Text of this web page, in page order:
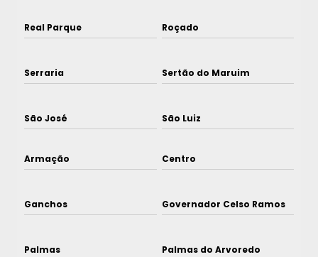
Real Parque Roçado
Serraria Sertão do Maruim
São José São Luiz
Armação Centro
Ganchos Governador Celso Ramos
Palmas Palmas do Arvoredo